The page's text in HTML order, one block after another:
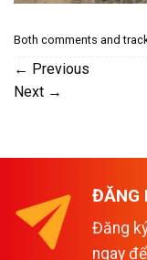
Both comments and
← Previous
Next →
ĐĂNG
Đăng
ngay